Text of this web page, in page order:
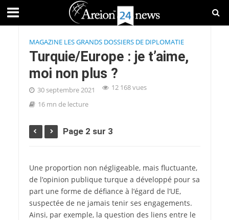
MAGAZINE LES GRANDS DOSSIERS DE DIPLOMATIE
Turquie/Europe : je t’aime,
moi non plus ?
30 septembre 2021
12 168 vues
16 mn de lecture
Page 2 sur 3
Une proportion non négligeable, mais fluctuante,
de l’opinion publique turque a développé pour sa
part une forme de défiance à l’égard de l’UE,
suspectée de ne jamais tenir ses engagements.
Ainsi, par exemple, la question des liens entre le